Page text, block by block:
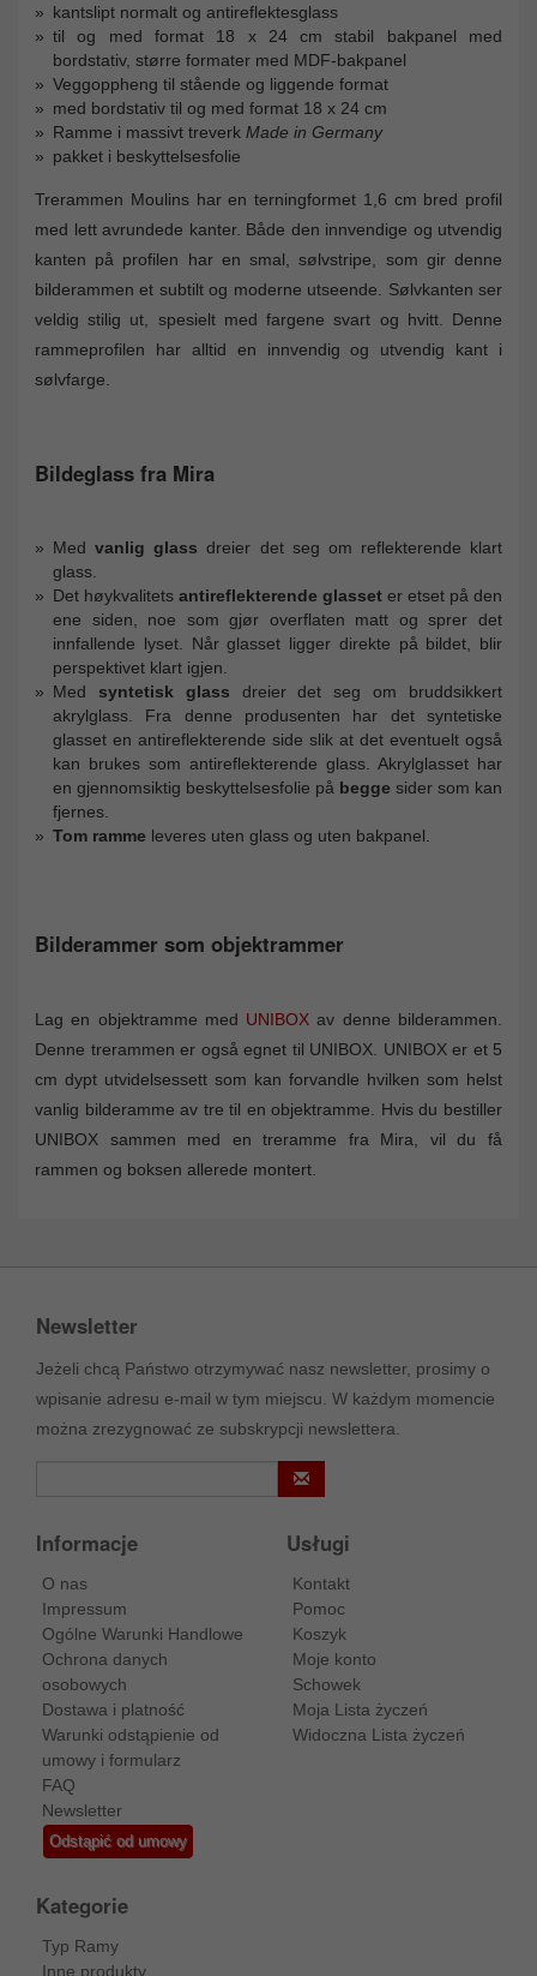
kantslipt normalt og antireflektesglass
til og med format 18 x 24 cm stabil bakpanel med
bordstativ, større formater med MDF-bakpanel
Veggoppheng til stående og liggende format
med bordstativ til og med format 18 x 24 cm
Ramme i massivt treverk Made in Germany
pakket i beskyttelsesfolie
Trerammen Moulins har en terningformet 1,6 cm bred profil
med lett avrundede kanter. Både den innvendige og utvendig
kanten på profilen har en smal, sølvstripe, som gir denne
bilderammen et subtilt og moderne utseende. Sølvkanten ser
veldig stilig ut, spesielt med fargene svart og hvitt. Denne
rammeprofilen har alltid en innvendig og utvendig kant i
sølvfarge.
Bildeglass fra Mira
Medvanlig glass dreier det seg om reflekterende klart
glass.
Det høykvalitets antireflekterende glasset er etset på den
ene siden, noe som gjør overflaten matt og sprer det
innfallende lyset. Når glasset ligger direkte på bildet, blir
perspektivet klart igjen.
Med syntetisk glass dreier det seg om bruddsikkert
akrylglass. Fra denne produsenten har det syntetiske
glasset en antireflekterende side slik at det eventuelt også
kan brukes som antireflekterende glass. Akrylglasset har
en gjennomsiktig beskyttelsesfolie på begge sider som kan
fjernes.
Tom ramme leveres uten glass og uten bakpanel.
Bilderammer som objektrammer
Lag en objektramme med UNIBOX av denne bilderammen.
Denne trerammen er også egnet til UNIBOX. UNIBOX er et 5
cm dypt utvidelsessett som kan forvandle hvilken som helst
vanlig bilderamme av tre til en objektramme. Hvis du bestiller
UNIBOX sammen med en treramme fra Mira, vil du få
rammen og boksen allerede montert.
Newsletter
Jeżeli chcą Państwo otrzymywać nasz newsletter, prosimy o
wpisanie adresu e-mail w tym miejscu. W każdym momencie
można zrezygnować ze subskrypcji newslettera.
Informacje
O nas
Impressum
Ogólne Warunki Handlowe
Ochrona danych
osobowych
Dostawa i platność
Warunki odstąpienie od
umowy i formularz
FAQ
Newsletter
Odstąpić od umowy
Usługi
Kontakt
Pomoc
Koszyk
Moje konto
Schowek
Moja Lista życzeń
Widoczna Lista życzeń
Kategorie
Typ Ramy
Inne produkty